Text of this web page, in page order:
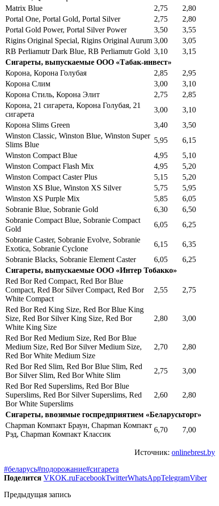
Matrix Blue
2,75
2,80
Portal One, Portal Gold, Portal Silver
2,75
2,80
Portal Gold Power, Portal Silver Power
3,50
3,55
Rigins Original Special, Rigins Original Aurum 3,00
3,05
RB Perliamutr Dark Blue, RB Perliamutr Gold 3,10
3,15
Сигареты, выпускаемые ООО «Табак-инвест»
Корона, Корона Голубая
2,85
2,95
Корона Слим
3,00
3,10
Корона Стиль, Корона Элит
2,75
2,85
Корона, 21 сигарета, Корона Голубая, 21
сигарета
3,00
3,10
Корона Slims Green
3,40
3,50
Winston Classic, Winston Blue, Winston Super
Slims Blue
5,95
6,15
Winston Compact Blue
4,95
5,10
Winston Compact Flash Mix
4,95
5,20
Winston Compact Caster Plus
5,15
5,20
Winston XS Blue, Winston XS Silver
5,75
5,95
Winston XS Purple Mix
5,85
6,05
Sobranie Blue, Sobranie Gold
6,30
6,50
Sobranie Compact Blue, Sobranie Compact
Gold
6,05
6,25
Sobranie Caster, Sobranie Evolve, Sobranie
Exotica, Sobranie Cyclone
6,15
6,35
Sobranie Blacks, Sobranie Element Caster
6,05
6,25
Сигареты, выпускаемые ООО «Интер Тобакко»
Red Bor Red Compact, Red Bor Blue
Compact, Red Bor Silver Compact, Red Bor
White Compact
2,55 2,75
Red Bor Red King Size, Red Bor Blue King
Size, Red Bor Silver King Size, Red Bor
White King Size
2,80 3,00
Red Bor Red Medium Size, Red Bor Blue
Medium Size, Red Bor Silver Medium Size,
Red Bor White Medium Size
2,70 2,80
Red Bor Red Slim, Red Bor Blue Slim, Red
Bor Silver Slim, Red Bor White Slim
2,75
3,00
Red Bor Red Superslims, Red Bor Blue
Superslims, Red Bor Silver Superslims, Red
Bor White Superslims
2,60 2,80
Сигареты, ввозимые госпредприятием «Беларусьторг»
Chapman Компакт Браун, Chapman Компакт
Рэд, Chapman Компакт Классик
6,70 7,00
Источник: onlinebrest.by
#беларусь#подорожание#сигарета
Поделится VKOK.ruFacebookTwitterWhatsAppTelegramViber
Предыдущая запись